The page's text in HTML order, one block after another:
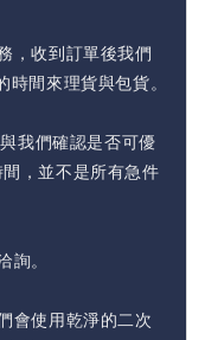
，收到訂單後我們
間來理貨與包貨。
我們確認是否可優
，並不是所有急件
。
會使用乾淨的二次